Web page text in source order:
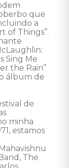
que
a
of Things”.
Sing Me
the Rain”
álbum de
de
minha
estamos
The